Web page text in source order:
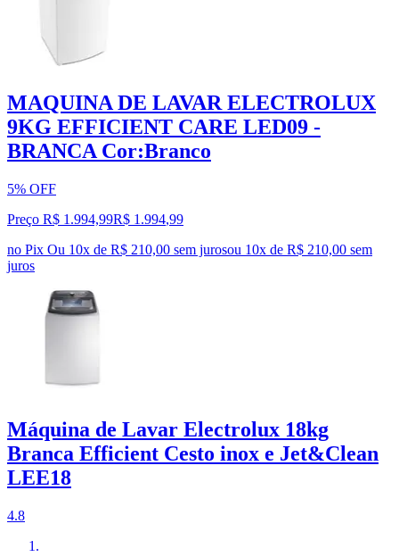
MAQUINA DE LAVAR ELECTROLUX
9KG EFFICIENT CARE LED09 -
BRANCA Cor:Branco
5% OFF
Preço R$ 1.994,99R$ 1.994,99
no Pix Ou 10x de R$ 210,00 sem jurosou 10x de R$ 210,00 sem
juros
Máquina de Lavar Electrolux 18kg
Branca Efficient Cesto inox e Jet&Clean
LEE18
4.8